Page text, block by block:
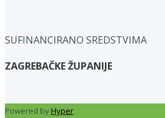
SUFINANCIRANO SREDSTVIMA
ZAGREBAČKE ŽUPANIJE
Powered byHyper